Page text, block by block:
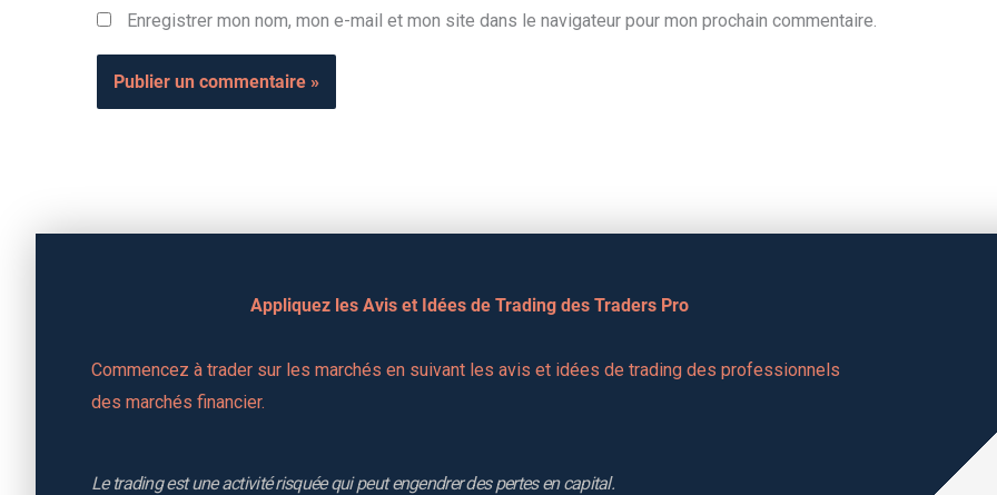
Enregistrer mon nom, mon e-mail et mon site dans le navigateur pour mon prochain commentaire.
Appliquez les Avis et Idées de Trading des Traders Pro
Commencez à trader sur les marchés en suivant les avis et idées de trading des professionnels
des marchés financier.
Le trading est une activité risquée qui peut engendrer des pertes en capital.